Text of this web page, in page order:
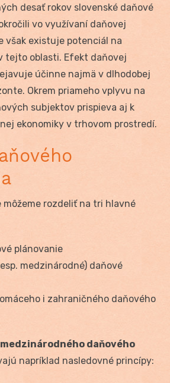
desať rokov slovenské daňové
vo využívaní daňovej
však existuje potenciál na
tejto oblasti. Efekt daňovej
účinne najmä v dlhodobej
Okrem priameho vplyvu na
subjektov prispieva aj k
ekonomiky v trhovom prostredí.
môžeme rozdeliť na tri hlavné
plánovanie
medzinárodné) daňové
i zahraničného daňového
daňového
napríklad nasledovné princípy: